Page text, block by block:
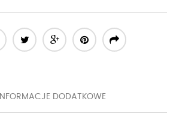
INFORMACJE DODATKOWE